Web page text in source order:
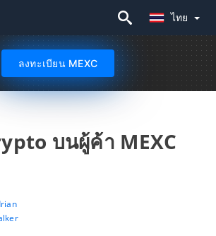
ไทย
ลงทะเบียน MEXC
บนผู้ค้า MEXC